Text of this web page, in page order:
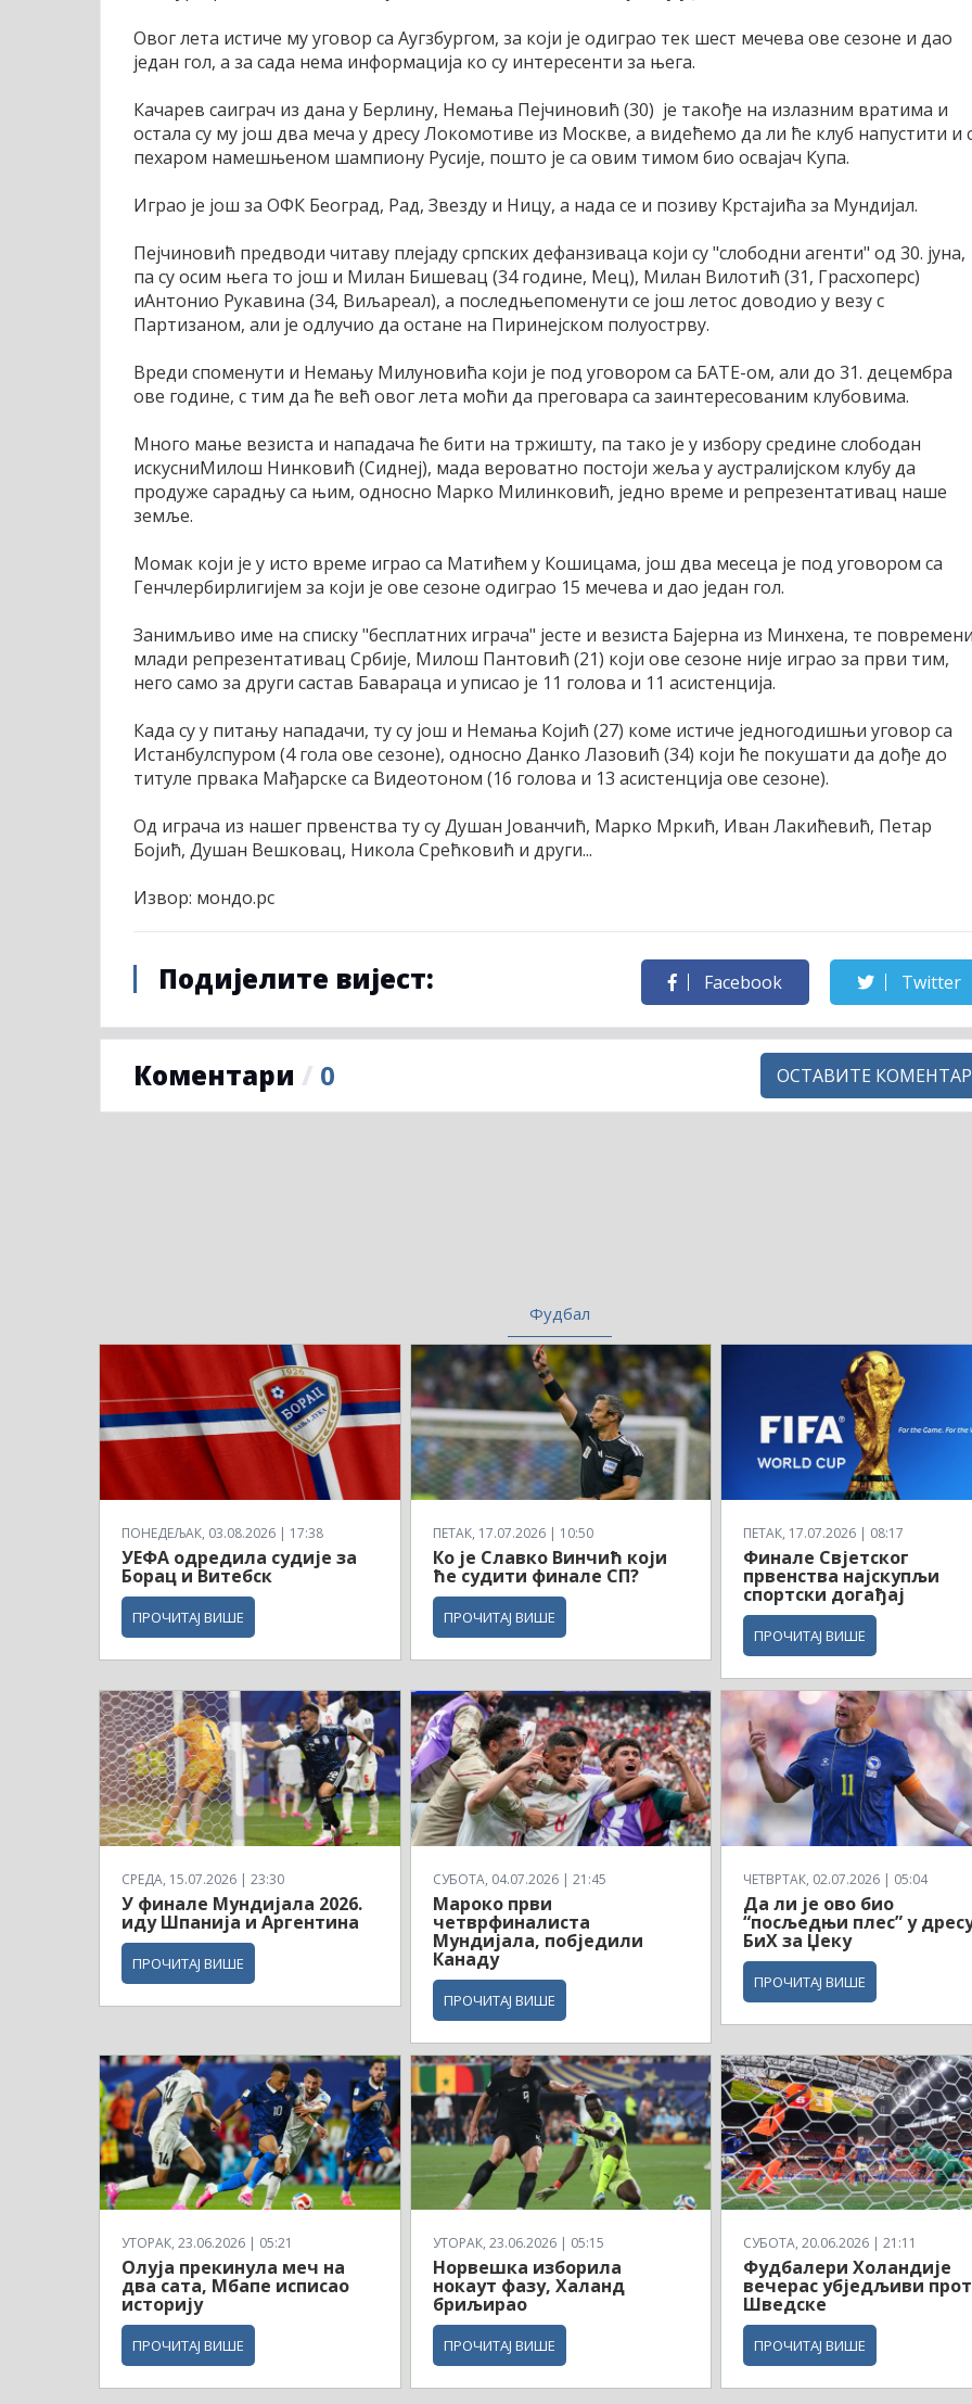
Овог лета истиче му уговор са Аугзбургом, за који је одиграо тек шест мечева ове сезоне и дао
један гол, а за сада нема информација ко су интересенти за њега.
Качарев саиграч из дана у Берлину, Немања Пејчиновић (30) је такође на излазним вратима и
остала су му још два меча у дресу Локомотиве из Москве, а видећемо да ли ће клуб напустити и
пехаром намешњеном шампиону Русије, пошто је са овим тимом био освајач Купа.
Играо је још за ОФК Београд, Рад, Звезду и Ницу, а нада се и позиву Крстајића за Мундијал.
Пејчиновић предводи читаву плејаду српских дефанзиваца који су "слободни агенти" од 30. јуна,
па су осим њега то још и Милан Бишевац (34 године, Мец), Милан Вилотић (31, Грасхоперс)
иАнтонио Рукавина (34, Виљареал), а последњепоменути се још летос доводио у везу с
Партизаном, али је одлучио да остане на Пиринејском полуострву.
Вреди споменути и Немању Милуновића који је под уговором са БАТЕ-ом, али до 31. децембра
ове године, с тим да ће већ овог лета моћи да преговара са заинтересованим клубовима.
Много мање везиста и нападача ће бити на тржишту, па тако је у избору средине слободан
искусниМилош Нинковић (Сиднеј), мада вероватно постоји жеља у аустралијском клубу да
продуже сарадњу са њим, односно Марко Милинковић, једно време и репрезентативац наше
земље.
Момак који је у исто време играо са Матићем у Кошицама, још два месеца је под уговором са
Генчлербирлигијем за који је ове сезоне одиграо 15 мечева и дао један гол.
Занимљиво име на списку "бесплатних играча" јесте и везиста Бајерна из Минхена, те
млади репрезентативац Србије, Милош Пантовић (21) који ове сезоне није играо за први тим,
него само за други састав Бавараца и уписао је 11 голова и 11 асистенција.
Када су у питању нападачи, ту су још и Немања Којић (27) коме истиче једногодишњи уговор са
Истанбулспуром (4 гола ове сезоне), односно Данко Лазовић (34) који ће покушати да дође до
титуле првака Мађарске са Видеотоном (16 голова и 13 асистенција ове сезоне).
Од играча из нашег првенства ту су Душан Јованчић, Марко Мркић, Иван Лакићевић, Петар
Бојић, Душан Вешковац, Никола Срећковић и други...
Извор: мондо.рс
Подијелите вијест: Facebook Twitter
Коментари / 0 ОСТАВИТЕ КОМЕНТАР
Фудбал
ПОНЕДЕЉАК, 03.08.2026 | 17:38
УЕФА одредила судије за
Борац и Витебск
ПРОЧИТАЈ ВИШЕ
ПЕТАК, 17.07.2026 | 10:50
Ко је Славко Винчић који
ће судити финале СП?
ПРОЧИТАЈ ВИШЕ
ПЕТАК, 17.07.2026 | 08:17
Финале Свјетског
првенства најскупљи
спортски догађај
ПРОЧИТАЈ ВИШЕ
СРЕДА, 15.07.2026 | 23:30
У финале Мундијала 2026.
иду Шпанија и Аргентина
ПРОЧИТАЈ ВИШЕ
СУБОТА, 04.07.2026 | 21:45
Мароко први
четврфиналиста
Мундијала, побједили
Канаду
ПРОЧИТАЈ ВИШЕ
ЧЕТВРТАК, 02.07.2026 | 05:04
Да ли је ово био
“посљедњи плес” у
БиХ за Џеку
ПРОЧИТАЈ ВИШЕ
УТОРАК, 23.06.2026 | 05:21
Олуја прекинула меч на
два сата, Мбапе исписао
историју
ПРОЧИТАЈ ВИШЕ
УТОРАК, 23.06.2026 | 05:15
Норвешка изборила
нокаут фазу, Халанд
бриљирао
ПРОЧИТАЈ ВИШЕ
СУБОТА, 20.06.2026 | 21:11
Фудбалери Холандије
вечерас убједљиви
Шведске
ПРОЧИТАЈ ВИШЕ